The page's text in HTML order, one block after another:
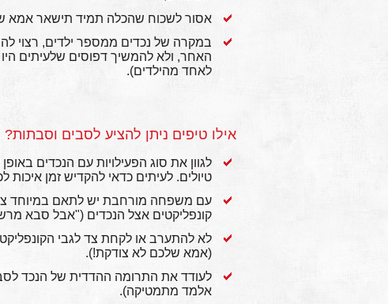
אסור לשכוח שהכלה תמיד תישאר אמא
במקרה של נכדים ממספר ילדים, רצוי
האחר, ולא להמשיך דפוסים שלעיתים היו
לאחד מהילדים).
אילו טיפים ניתן להציע לסבים וסבתות?
לגוון את סוג הפעילויות עם הנכדים
טיולים. לעיתים כדאי להקדיש זמן איכות
עם משפחה מורחבת יש לתאם במיוחד
קונפליקטים אצל הנכדים ("אבל סבא
לא להתערב או לקחת צד לגבי
(אמא שלכם לא צודקת!).
לעודד את התרומה ההדדית של הנכד
אלמד מתמטיקה).